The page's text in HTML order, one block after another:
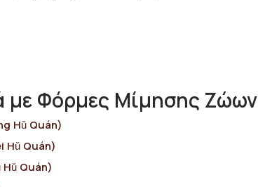
με Φόρμες Μίμησης Ζώων
Hǔ Quán)
Hǔ Quán)
Quán)